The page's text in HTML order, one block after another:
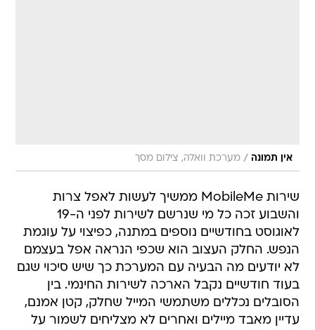
אין תמונה / מערכת וואלה, צילום מסך
שירות MobileMe ממשיך לעשות לאפל צרות
והשבוע זכה כל מי שנרשם לשירות לפני ה-19
לאוגוסט בחודשיים נוספים במתנה, כפיצוי על עוגמת
הנפש. החלק העצוב הוא שכפי הנראה אפל בעצמם
לא יודעים מה הבעיה עם המערכת כך שיש סיכוי שגם
בעוד חודשיים נקבל הארכה לשירות החינמי. בין
הסובלים נכללים משתמשי המייל שחלק, קטן אמנם,
עדיין מאבד מיילים ואחרים לא מצליחים לשמור על